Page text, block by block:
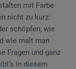
mit Farbe
nicht zu kurz:
schöpfen, wie
wie malt man
Fragen und ganz
in diesem